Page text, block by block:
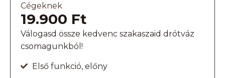
Cégeknek
19.900 Ft
Válogasd össze kedvenc szakaszaid drótváz
csomagunkból!
Első funkció, előny